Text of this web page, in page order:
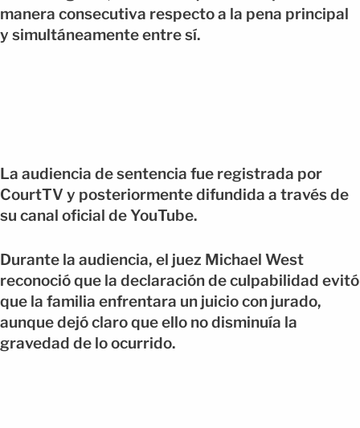
manera consecutiva respecto a la pena principal
y simultáneamente entre sí.
La audiencia de sentencia fue registrada por
CourtTV y posteriormente difundida a través de
su canal oficial de YouTube.
Durante la audiencia, el juez Michael West
reconoció que la declaración de culpabilidad evitó
que la familia enfrentara un juicio con jurado,
aunque dejó claro que ello no disminuía la
gravedad de lo ocurrido.